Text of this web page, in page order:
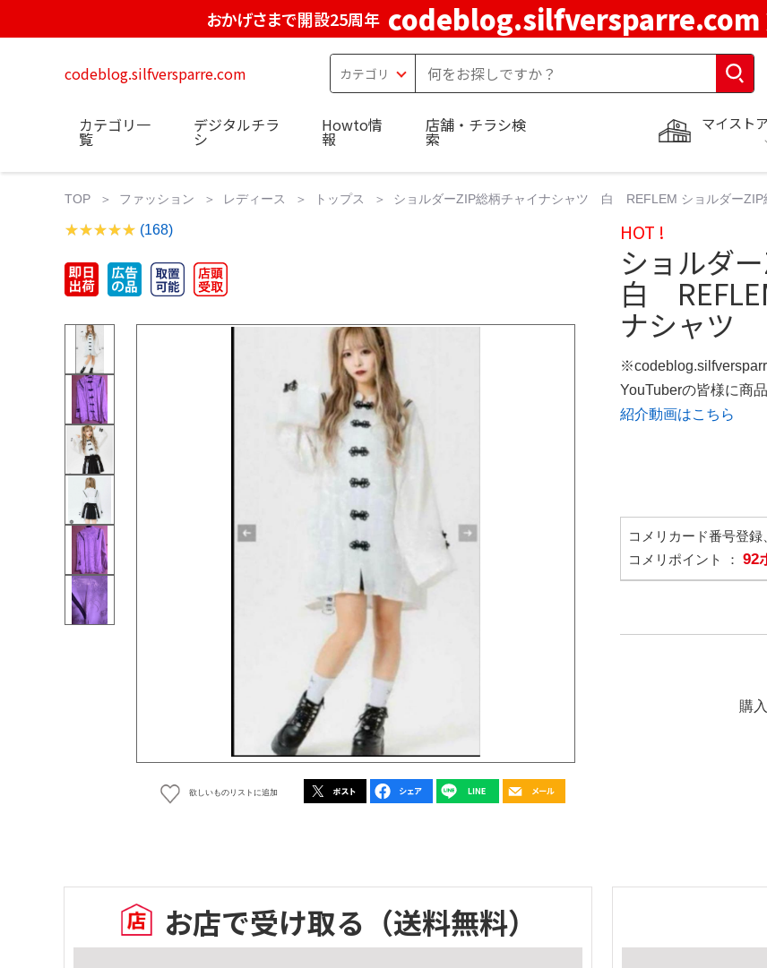
おかげさまで開設25周年 codeblog.silfversparre.com
codeblog.silfversparre.com
マイストア
カテゴリ一
覧
デジタルチラ
シ
Howto情
報
店舗・チラシ検
索
TOP ファッション レディース トップス ショルダーZIP総柄チャイナシャツ 白 REFLEM ショルダー
(168)
欲しいものリストに追加
HOT !
ショルダ
白
ナシャツ
YouTuberの皆様に商
紹介動画はこちら
コメリカード番号登
コメリポイント ： 92
購
お店で受け取る （送料無料）